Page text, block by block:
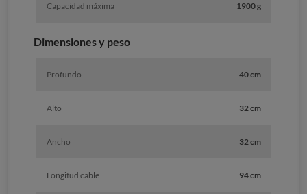
Capacidad máxima 1900 g
Dimensiones y peso
Profundo 40 cm
Alto 32 cm
Ancho 32 cm
Longitud cable 94 cm